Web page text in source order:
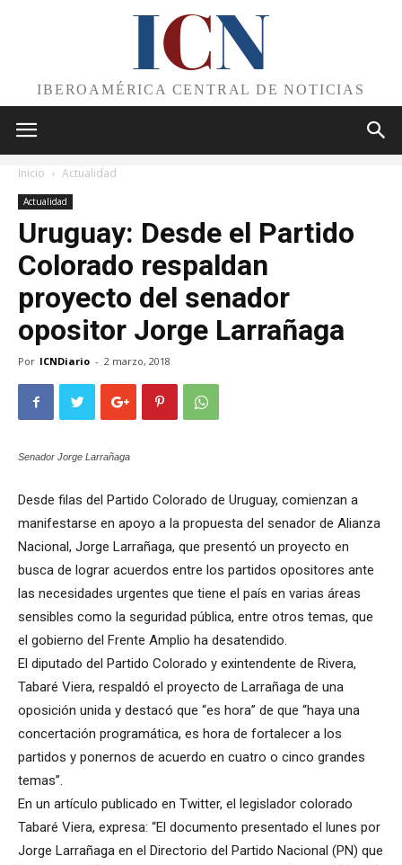
ICN
IBEROAMÉRICA CENTRAL DE NOTICIAS
Inicio Actualidad
Actualidad
Uruguay: Desde el Partido
Colorado respaldan
proyecto del senador
opositor Jorge Larrañaga
Por ICNDiario - 2 marzo, 2018
Senador Jorge Larrañaga
Desde filas del Partido Colorado de Uruguay, comienzan a
manifestarse en apoyo a la propuesta del senador de Alianza
Nacional, Jorge Larrañaga, que presentó un proyecto en
busca de lograr acuerdos entre los partidos opositores ante
las necesidades urgentes que tiene el país en varias áreas
sensibles como la seguridad pública, entre otros temas, que
el gobierno del Frente Amplio ha desatendido.
El diputado del Partido Colorado y exintendente de Rivera,
Tabaré Viera, respaldó el proyecto de Larrañaga de una
oposición unida y destacó que “es hora” de que “haya una
concertación programática, es hora de fortalecer a los
partidos y ponernos de acuerdo en cuatro o cinco grandes
temas”.
En un artículo publicado en Twitter, el legislador colorado
Tabaré Viera, expresa: “El documento presentado el lunes por
Jorge Larrañaga en el Directorio del Partido Nacional (PN) que